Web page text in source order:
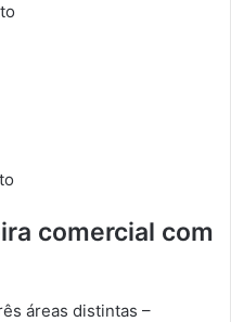
comercial com
áreas distintas –